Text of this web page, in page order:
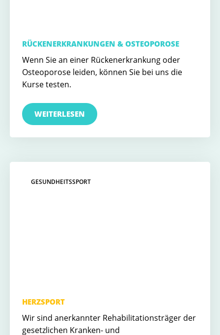
RÜCKENERKRANKUNGEN & OSTEOPOROSE
Wenn Sie an einer Rückenerkrankung oder
Osteoporose leiden, können Sie bei uns die
Kurse testen.
WEITERLESEN
GESUNDHEITSSPORT
HERZSPORT
Wir sind anerkannter Rehabilitationsträger der
gesetzlichen Kranken- und